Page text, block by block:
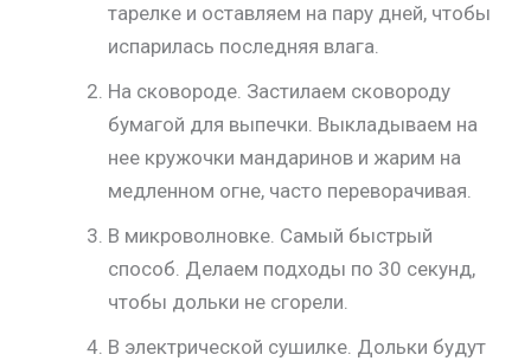
тарелке и оставляем на пару дней, чтобы
испарилась последняя влага.
На сковороде. Застилаем сковороду
бумагой для выпечки. Выкладываем на
нее кружочки мандаринов и жарим на
медленном огне, часто переворачивая.
В микроволновке. Самый быстрый
способ. Делаем подходы по 30 секунд,
чтобы дольки не сгорели.
В электрической сушилке. Дольки будут